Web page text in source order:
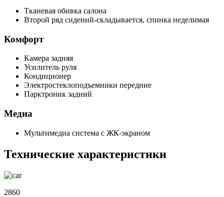
Тканевая обивка салона
Второй ряд сидений-складывается, спинка неделимая
Комфорт
Камера задняя
Усилитель руля
Кондиционер
Электростеклоподъемники передние
Парктроник задний
Медиа
Мультимедиа система с ЖК-экраном
Технические характеристики
2860